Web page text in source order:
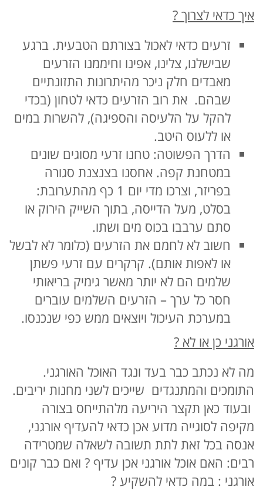
איך כדאי לצרוך ?
זרעים כדאי לאכול בצורתם הטבעית. ברגע
שבישלנו, צלינו, אפינו וחיממנו הזרעים
מאבדים חלק ניכר מהיתרונות התזונתיים
שבהם. את רוב הזרעים כדאי לטחון (בכדי
להקל על הלעיסה והספיגה), להשרות במים
או ללעוס היטב.
הדרך הפשוטה: טחנו זרעי מסוגים שונים
במטחנת קפה. אחסנו בצנצנת סגורה
בפריזר, וצרכו מדי יום 1 כף מהתערובת:
בסלט, מעל הדייסה, בתוך השייק הירוק או
סתם ערבבו בכוס מים ושתו.
חשוב לא לחמם את הזרעים (כלומר לא לבשל
או לאפות אותם). קרקרים עם זרעי פשתן
שלמים הם לא יותר מאשר גימיק בריאותי
חסר כל ערך – הזרעים השלמים עוברים
במערכת העיכול ויוצאים ממש כפי שנכנסו.
אורגני כן או לא ?
מה לא נכתב כבר בעד ונגד האוכל האורגני.
התומכים והמתנגדים שייכים לשני מחנות יריבים.
ובעוד כאן תקצר היריעה מלהתייחס בצורה
מקיפה לסוגייה מדוע אכן כדאי להעדיף אורגני,
אנסה בכל זאת לתת תשובה לשאלה שמטרידה
רבים: האם אוכל אורגני אכן עדיף ? ואם כבר קונים
אורגני : במה כדאי להשקיע ?